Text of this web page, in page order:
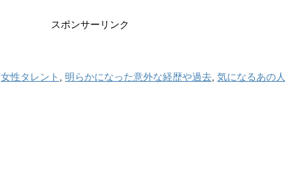
スポンサーリンク
女性タレント , 明らかになった意外な経歴や過去, 気になるあの人